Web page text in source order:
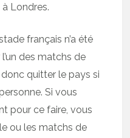
Londres.
français n’a été
des matchs de
donc quitter le pays si
Si vous
pour ce faire, vous
ou les matchs de